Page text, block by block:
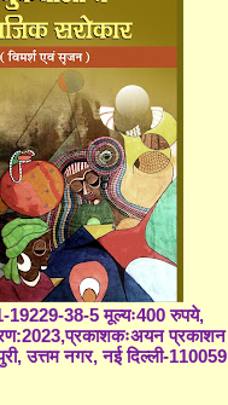
19229-38-5 मूल्यः400 रुपये,
प्रकाशन
उत्तम नगर, नई दिल्ली-110059